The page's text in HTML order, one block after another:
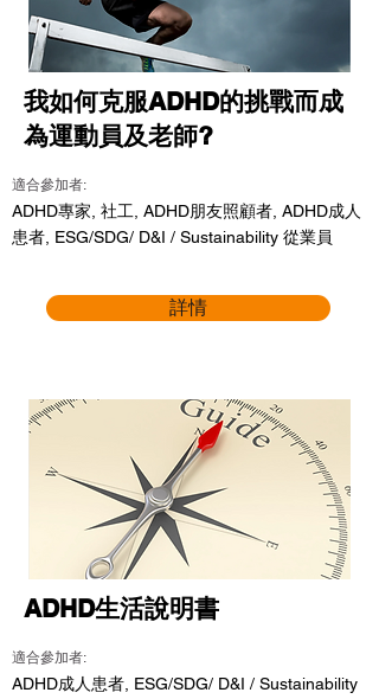
我如何克服ADHD的挑戰而成
為運動員及老師?
適合參加者:
ADHD專家, 社工, ADHD朋友照顧者, ADHD成人
患者, ESG/SDG/ D&I / Sustainability 從業員
詳情
ADHD生活說明書
適合參加者:
ADHD成人患者, ESG/SDG/ D&I / Sustainability